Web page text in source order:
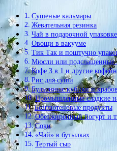
Сушеные кальмары
Жевательная резинка
Чай в подарочной упаковке
Овощи в вакууме
Тик Так и поштучно
Мюсли или подслащенные
Кофе 3 в 1 и другие
Рис для суши
Бульонные кубики и
Промышленные сладкие
Безглютеновые продукты
Обезжиренный йогурт и
Соки
«Чай» в бутылках
Тертый сыр